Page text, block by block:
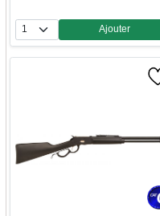
Quantité
Ajouter